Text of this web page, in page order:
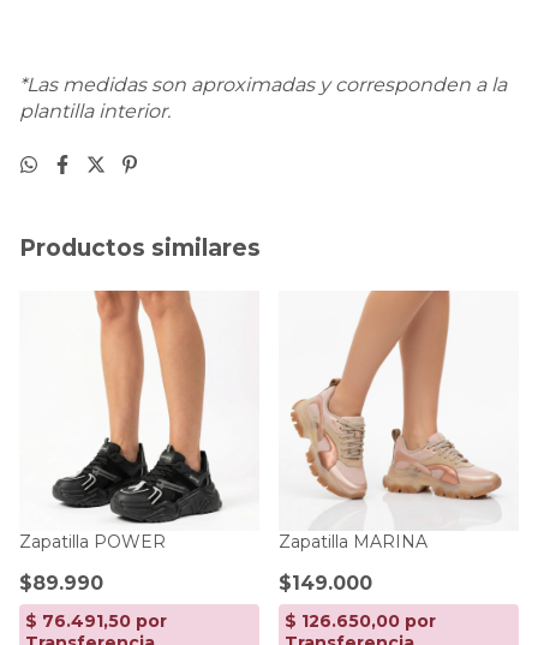
*Las medidas son aproximadas y corresponden a la
plantilla interior.
Productos similares
Zapatilla POWER
$89.990
Zapatilla MARINA
$149.000